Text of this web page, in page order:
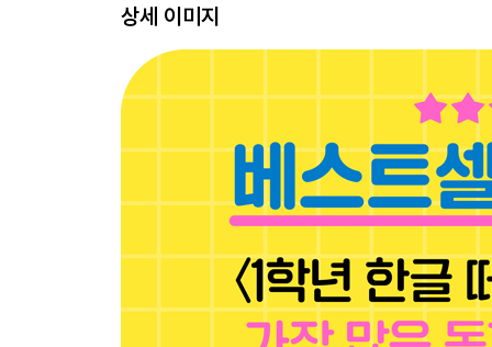
16단 9까지의 수 덧셈·뺄셈
17단 신나게 개념 다지기
18단 10
19단 십몇
21단 즐겁게 개념 다지기
23단 50까지의 수
25단 수의 크기 비교
26단 자신 있게 개념 다지기
27단 수 개념 총정리(1)
상세 이미지